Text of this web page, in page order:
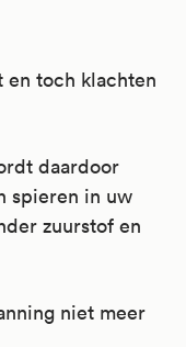
en toch klachten
daardoor
spieren in uw
zuurstof en
niet meer